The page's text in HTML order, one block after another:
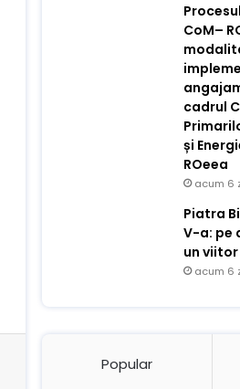
CoM–
cadrul
și
ROeea
acum 6
Piatra
V-a: pe
un
acum 6
Popular